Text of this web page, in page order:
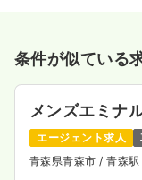
条件が似ている
メンズエミナ
エージェント求人
青森県青森市/ 青森